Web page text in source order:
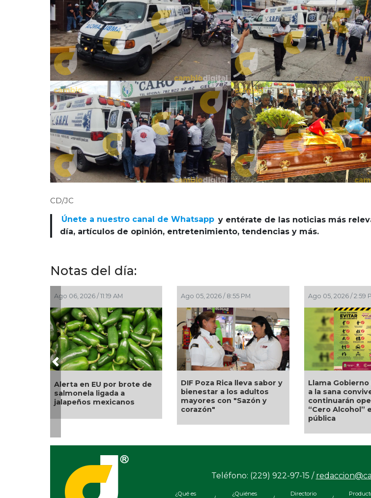
CD/JC
Únete a nuestro canal de Whatsapp y entérate de las noticias más
día, artículos de opinión, entretenimiento, tendencias y más.
Notas del día:
Ago 05, 2026 / 2:56 PM
La UNAM analiza sanción
de hasta 20 millones de
pesos a Territorium Life
Ago 05, 2026 / 2:23 PM
Una silla de ruedas, un
nuevo apoyo para Flor
Alondra: Pedro Miguel y
Sonia Marie responden a
Ago 05, 2026 / 12:13
Nueva oferta
impulsará la
competitividad
de Veracruz
Previous
Teléfono: (229) 922-97-15 /
¿Qué es ¿Quiénes Directorio